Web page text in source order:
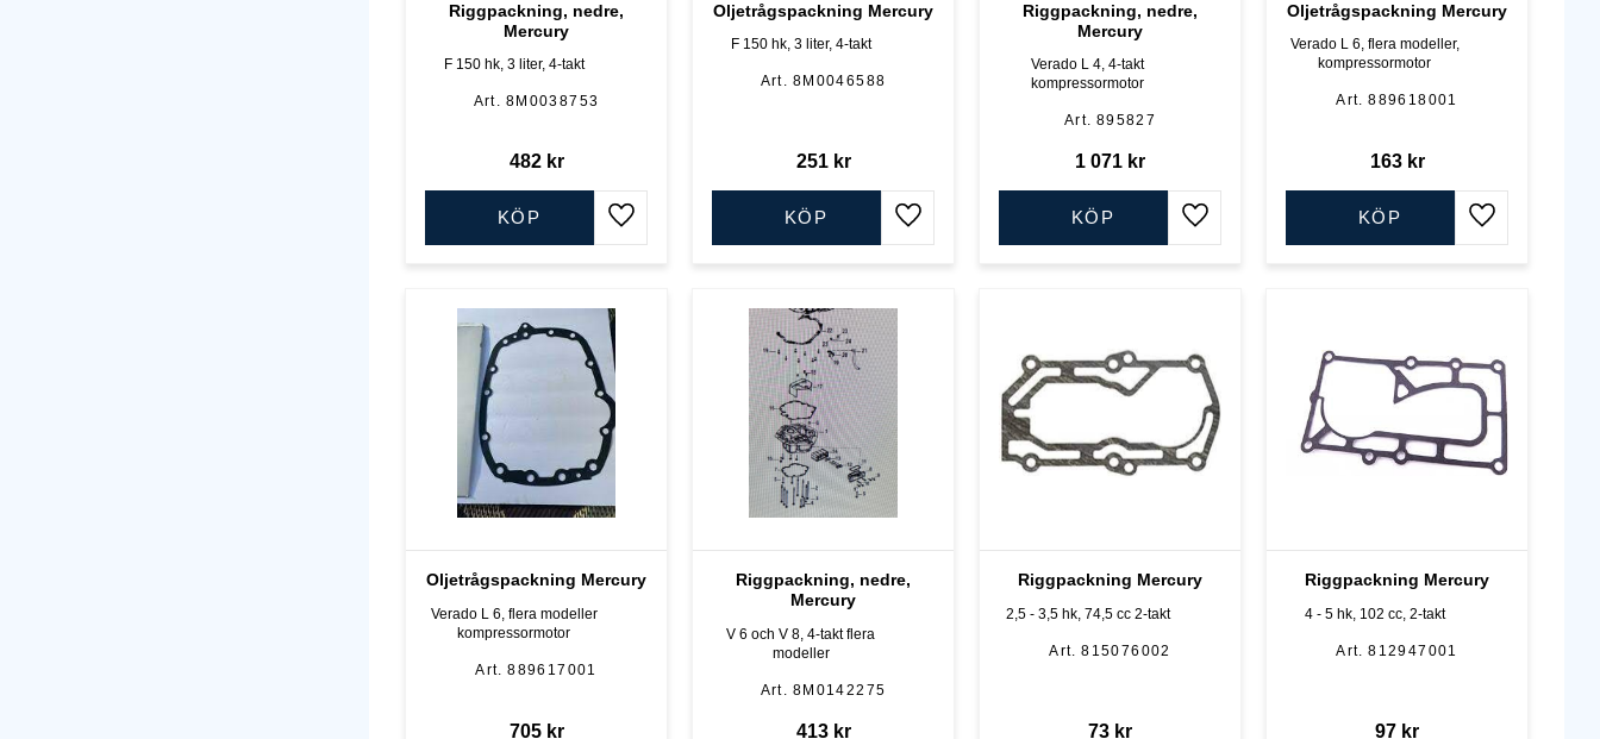
Riggpackning, nedre,
Mercury
F 150 hk, 3 liter, 4-takt
8M0038753
482kr
Lägg till i favoriter
KÖP
Oljetrågspackning Mercury
F 150 hk, 3 liter, 4-takt
8M0046588
251kr
Lägg till i favoriter
KÖP
Riggpackning, nedre,
Mercury
Verado L 4, 4-takt
kompressormotor
895827
1 071 kr
Lägg till i favoriter
KÖP
Oljetrågspackning Mercury
Verado L 6, flera modeller,
kompressormotor
889618001
163kr
Lägg till i
KÖP
Oljetrågspackning Mercury
Verado L 6, flera modeller
kompressormotor
889617001
705kr
Riggpackning, nedre,
Mercury
V 6 och V 8, 4-takt flera
modeller
8M0142275
413kr
Riggpackning Mercury
2,5 - 3,5 hk, 74,5 cc 2-takt
815076002
73 kr
Riggpackning Mercury
4 - 5 hk, 102 cc, 2-takt
812947001
97 kr